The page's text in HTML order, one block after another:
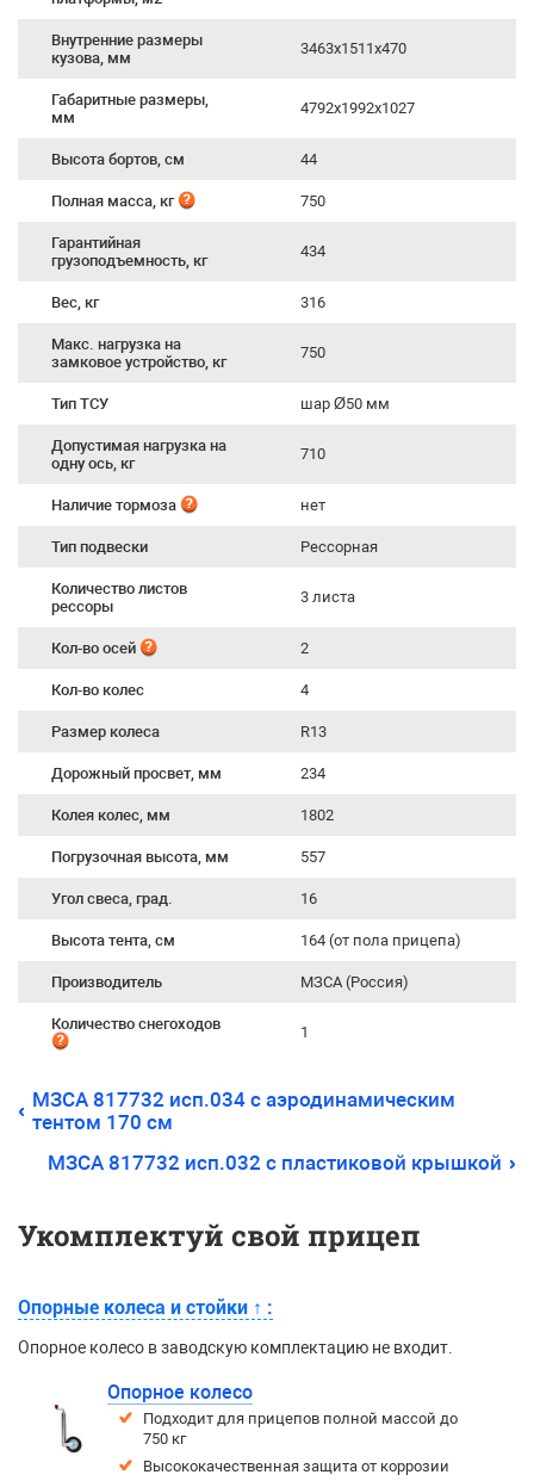
Внутренние размеры
кузова, мм
3463х1511х470
Габаритные размеры,
мм
4792х1992х1027
Высота бортов, см 44
Полная масса, кг 750
Гарантийная
грузоподъемность, кг
434
Вес, кг 316
Макс. нагрузка на
замковое устройство, кг
750
Тип ТСУ шар Ø50 мм
Допустимая нагрузка на
одну ось, кг
710
Наличие тормоза нет
Тип подвески Рессорная
Количество листов
рессоры
3 листа
Кол-во осей 2
Кол-во колес 4
Размер колеса R13
Дорожный просвет, мм 234
Колея колес, мм 1802
Погрузочная высота, мм 557
Угол свеса, град. 16
Высота тента, см 164 (от пола прицепа)
Производитель МЗСА (Россия)
Количество снегоходов 1
МЗСА 817732 исп.034 с аэродинамическим
тентом 170 см
МЗСА 817732 исп.032 с пластиковой крышкой
Укомплектуй свой прицеп
Опорные колеса и стойки ↑ :
Опорное колесо в заводскую комплектацию не входит.
Опорное колесо
Подходит для прицепов полной массой до
750 кг
Высококачественная защита от коррозии